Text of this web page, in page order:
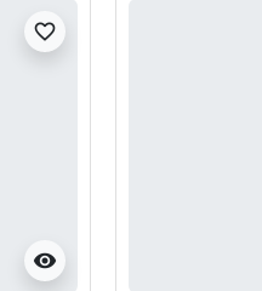
visibility
favorite_border